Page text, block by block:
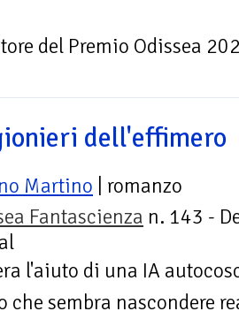
del Premio Odissea
dell'effimero
Martino | romanzo
Fantascienza n. 143 -
l'aiuto di una IA
sembra nascondere